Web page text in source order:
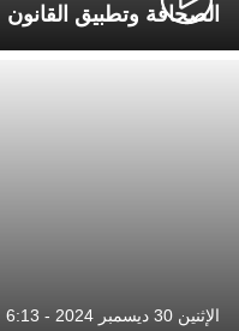
الصحافة وتطبيق القانون
الإثنين 30 ديسمبر 2024 - 6:13